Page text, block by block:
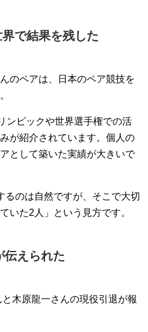
で結果を残した
のペアは、日本のペア競技を
ンピックや世界選手権での活
が紹介されています。個人の
として築いた実績が大きいで
るのは自然ですが、そこで大切
いた2人」という見方です。
伝えられた
木原龍一さんの現役引退が報